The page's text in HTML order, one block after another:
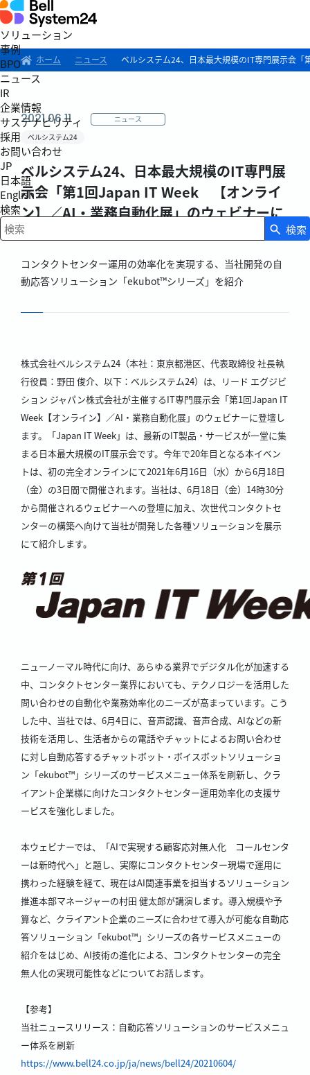
ソリューション
事例
BPO
ニュース
IR
企業情報
サステナビリティ
採用
お問い合わせ
JP
日本語
English
検索
検索キーワード入力
検索
ホーム ニュース ベルシステム24、日本最大規模のIT専門展示会
2021.06.11
ニュース
ベルシステム24
ベルシステム24、日本最大規模のIT専門展
示会「第1回Japan IT Week 【オンライ
ン】／AI・業務自動化展」のウェビナーに
登壇
コンタクトセンター運用の効率化を実現する、当社開発の自
動応答ソリューション「ekubot™シリーズ」を紹介
株式会社ベルシステム24（本社：東京都港区、代表取締役 社長執
行役員：野田 俊介、以下：ベルシステム24）は、リード エグジビ
ション ジャパン株式会社が主催するIT専門展示会「第1回Japan IT
Week【オンライン】／AI・業務自動化展」のウェビナーに登壇し
ます。「Japan IT Week」は、最新のIT製品・サービスが一堂に集
まる日本最大規模のIT展示会です。今年で20年目となる本イベン
トは、初の完全オンラインにて2021年6月16日（水）から6月18日
（金）の3日間で開催されます。当社は、6月18日（金）14時30分
から開催されるウェビナーへの登壇に加え、次世代コンタクトセ
ンターの構築へ向けて当社が開発した各種ソリューションを展示
にて紹介します。
ニューノーマル時代に向け、あらゆる業界でデジタル化が加速する
中、コンタクトセンター業界においても、テクノロジーを活用した
問い合わせの自動化や業務効率化のニーズが高まっています。こう
した中、当社では、6月4日に、音声認識、音声合成、AIなどの新
技術を活用し、生活者からの電話やチャットによるお問い合わせ
に対し自動応答するチャットボット・ボイスボットソリューショ
ン「ekubot™」シリーズのサービスメニュー体系を刷新し、クラ
イアント企業様に向けたコンタクトセンター運用効率化の支援サ
ービスを強化しました。
本ウェビナーでは、「AIで実現する顧客応対無人化 コールセンタ
ーは新時代へ」と題し、実際にコンタクトセンター現場で運用に
携わった経験を経て、現在はAI関連事業を担当するソリューション
推進本部マネージャーの村田 健太郎が講演します。導入規模や予
算など、クライアント企業のニーズに合わせて導入が可能な自動応
答ソリューション「ekubot™」シリーズの各サービスメニューの
紹介をはじめ、AI技術の進化による、コンタクトセンターの完全
無人化の実現可能性などについてお話します。
【参考】
当社ニュースリリース：自動応答ソリューションのサービスメニュ
ー体系を刷新
https://www.bell24.co.jp/ja/news/bell24/20210604/